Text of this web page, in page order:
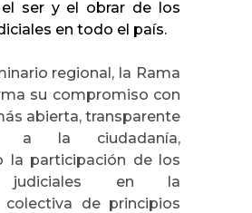
ser y el obrar de los
en todo el país.
regional, la Rama
su compromiso con
abierta, transparente
a la ciudadanía,
la participación de los
judiciales en la
colectiva de principios